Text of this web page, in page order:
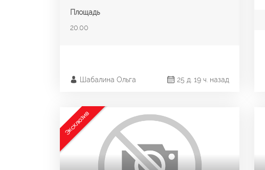
Площадь
20.00
25 д. 19 ч. назад
Шабалина Ольга
Эксклюзив